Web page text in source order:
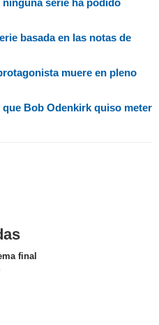
basada en las notas de
muere en pleno
Bob Odenkirk quiso meter
final